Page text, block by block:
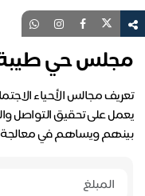
مجلس حي طيبة
تعريف مجالس الأحياء
يعمل على تحقيق التواصل
بينهم ويساهم في معالجة